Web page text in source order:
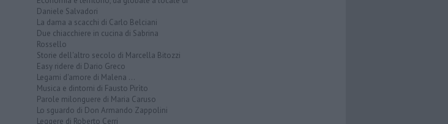
Daniele Salvadori
La dama a scacchi di Carlo Belciani
Due chiacchiere in cucina di Sabrina
Rossello
Storie dell'altro secolo di Marcella Bitozzi
Easy ridere di Dario Greco
Legami d'amore di Malena ...
Musica e dintorni di Fausto Pirìto
Parole milonguere di Maria Caruso
Lo sguardo di Don Armando Zappolini
Leggere di Roberto Cerri